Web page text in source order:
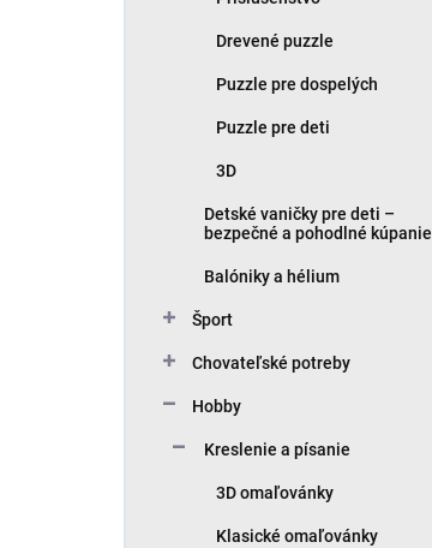
Drevené puzzle
Puzzle pre dospelých
Puzzle pre deti
3D
Detské vaničky pre deti –
bezpečné a pohodlné kúpanie
Balóniky a hélium
Šport
Chovateľské potreby
Hobby
Kreslenie a písanie
3D omaľovánky
Klasické omaľovánky